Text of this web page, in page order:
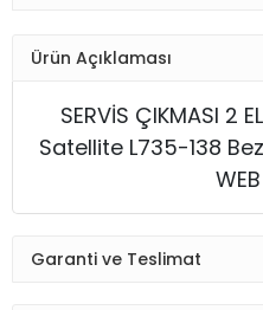
Ürün Açıklaması
SERVİS ÇIKMASI 2
Satellite L735-138
Garanti ve Teslimat